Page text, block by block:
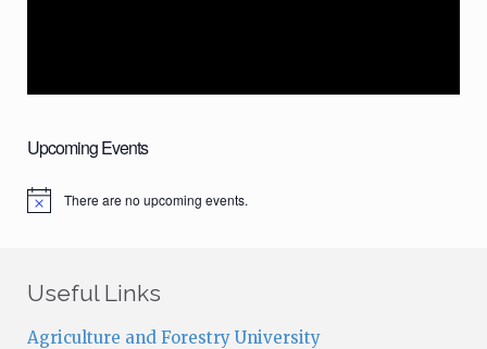
Upcoming Events
N
e
There are no upcoming events.
Useful Links
Agriculture and Forestry University